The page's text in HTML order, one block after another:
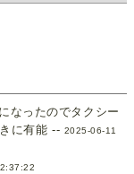
なったのでタクシー
に有能 -- 2025-06-11